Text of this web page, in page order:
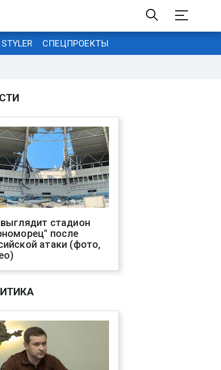
STYLER СПЕЦПРОЕКТЫ
стадион
после
атаки (фото,